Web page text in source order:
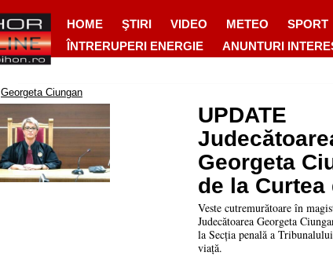
HOME ŞTIRI VIDEO METEO SPORT
ÎNTRERUPERI ENERGIE
ANUNTURI
Georgeta Ciungan
UPDATE
Georgeta
de la Curtea
Oradea, a
Veste cutremurătoare în
Judecătoarea Georgeta
la Secția penală a
viață.